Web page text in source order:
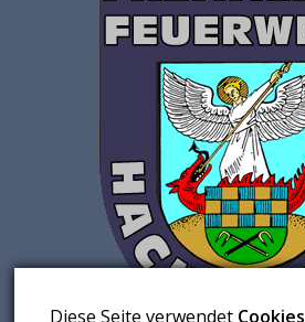
Diese Seite verwendet Cookies